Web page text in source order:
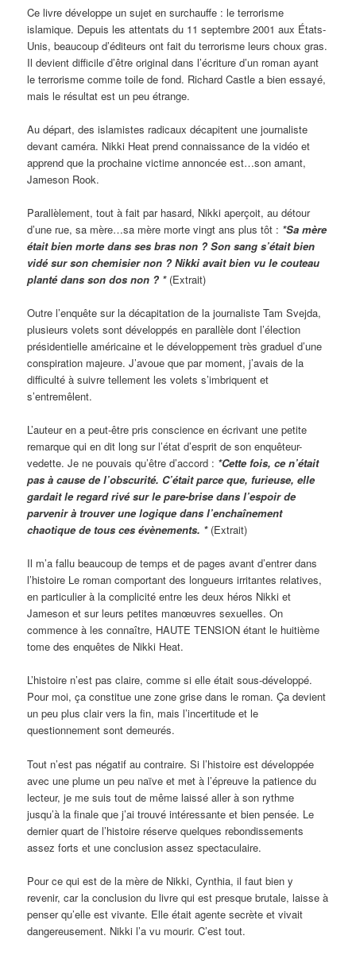
Ce livre développe un sujet en surchauffe : le terrorisme
islamique. Depuis les attentats du 11 septembre 2001 aux États-
Unis, beaucoup d’éditeurs ont fait du terrorisme leurs choux gras.
Il devient difficile d’être original dans l’écriture d’un roman ayant
le terrorisme comme toile de fond. Richard Castle a bien essayé,
mais le résultat est un peu étrange.
Au départ, des islamistes radicaux décapitent une journaliste
devant caméra. Nikki Heat prend connaissance de la vidéo et
apprend que la prochaine victime annoncée est…son amant,
Jameson Rook.
Parallèlement, tout à fait par hasard, Nikki aperçoit, au détour
d’une rue, sa mère…sa mère morte vingt ans plus tôt : *Sa mère
était bien morte dans ses bras non ? Son sang s’était bien
vidé sur son chemisier non ? Nikki avait bien vu le couteau
planté dans son dos non ? *(Extrait)
Outre l’enquête sur la décapitation de la journaliste Tam Svejda,
plusieurs volets sont développés en parallèle dont l’élection
présidentielle américaine et le développement très graduel d’une
conspiration majeure. J’avoue que par moment, j’avais de la
difficulté à suivre tellement les volets s’imbriquent et
s’entremêlent.
L’auteur en a peut-être pris conscience en écrivant une petite
remarque qui en dit long sur l’état d’esprit de son enquêteur-
vedette. Je ne pouvais qu’être d’accord : *Cette fois, ce n’était
pas à cause de l’obscurité. C’était parce que, furieuse, elle
gardait le regard rivé sur le pare-brise dans l’espoir de
parvenir à trouver une logique dans l’enchaînement
chaotique de tous ces évènements. *(Extrait)
Il m’a fallu beaucoup de temps et de pages avant d’entrer dans
l’histoire Le roman comportant des longueurs irritantes relatives,
en particulier à la complicité entre les deux héros Nikki et
Jameson et sur leurs petites manœuvres sexuelles. On
commence à les connaître, HAUTE TENSION étant le huitième
tome des enquêtes de Nikki Heat.
L’histoire n’est pas claire, comme si elle était sous-développé.
Pour moi, ça constitue une zone grise dans le roman. Ça devient
un peu plus clair vers la fin, mais l’incertitude et le
questionnement sont demeurés.
Tout n’est pas négatif au contraire. Si l’histoire est développée
avec une plume un peu naïve et met à l’épreuve la patience du
lecteur, je me suis tout de même laissé aller à son rythme
jusqu’à la finale que j’ai trouvé intéressante et bien pensée. Le
dernier quart de l’histoire réserve quelques rebondissements
assez forts et une conclusion assez spectaculaire.
Pour ce qui est de la mère de Nikki, Cynthia, il faut bien y
revenir, car la conclusion du livre qui est presque brutale, laisse à
penser qu’elle est vivante. Elle était agente secrète et vivait
dangereusement. Nikki l’a vu mourir. C’est tout.